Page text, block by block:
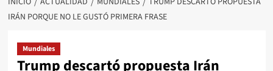
IRÁN PORQUE NO LE GUSTÓ PRIMERA FRASE
Mundiales
Trump descartó propuesta Irán